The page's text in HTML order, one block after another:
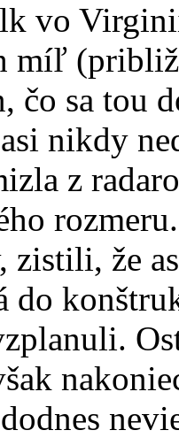
vo
míľ
sa tou
nikdy
z
zistili, že
do